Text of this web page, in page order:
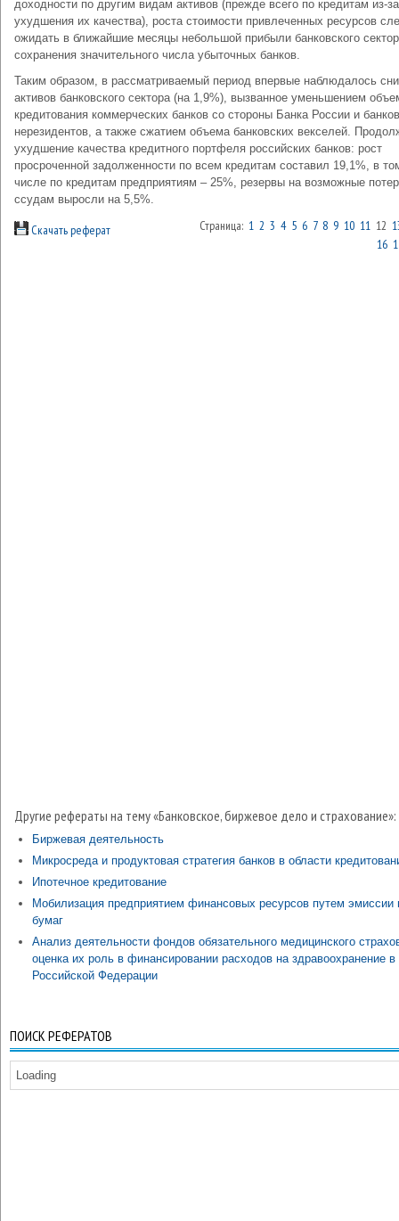
доходности по другим видам активов (прежде всего по кредитам из-за
ухудшения их качества), роста стоимости привлеченных ресурсов
ожидать в ближайшие месяцы небольшой прибыли банковского
сохранения значительного числа убыточных банков.
Таким образом, в рассматриваемый период впервые наблюдалось
активов банковского сектора (на 1,9%), вызванное уменьшением
кредитования коммерческих банков со стороны Банка России и
нерезидентов, а также сжатием объема банковских векселей.
ухудшение качества кредитного портфеля российских банков: рост
просроченной задолженности по всем кредитам составил 19,1%, в
числе по кредитам предприятиям – 25%, резервы на возможные
ссудам выросли на 5,5%.
Скачать реферат Страница: 1 2 3 4 5 6 7 8 9 10 11 12
16
Другие рефераты на тему «Банковское, биржевое дело и страхование»:
Биржевая деятельность
Микросреда и продуктовая стратегия банков в области
Ипотечное кредитование
Мобилизация предприятием финансовых ресурсов путем эмиссии
бумаг
Анализ деятельности фондов обязательного медицинского
оценка их роль в финансировании расходов на здравоохранение в
Российской Федерации
ПОИСК РЕФЕРАТОВ
Loading